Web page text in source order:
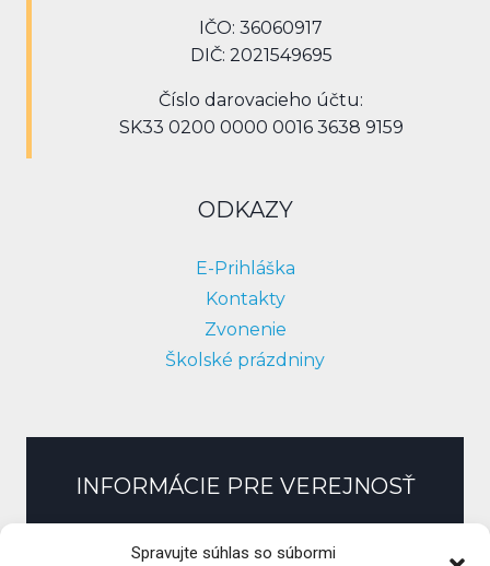
Spravujte súhlas so súbormi
IČO: 36060917
DIČ: 2021549695
Číslo darovacieho účtu:
SK33 0200 0000 0016 3638 9159
ODKAZY
E-Prihláška
Kontakty
Zvonenie
Školské prázdniny
INFORMÁCIE PRE VEREJNOSŤ
Slobodný prístup k informáciám